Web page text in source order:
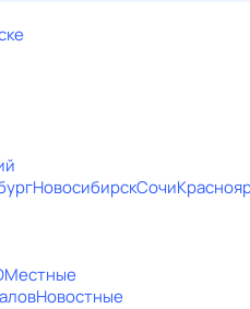
НовосибирскСочи
Местные
Новостные